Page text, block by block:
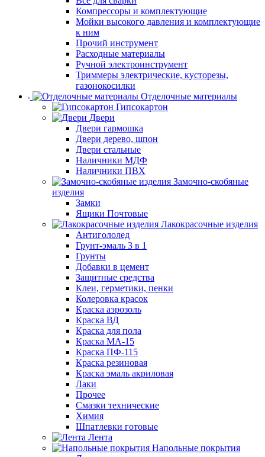
Компрессоры и комплектующие
Мойки высокого давления и комплектующие
к ним
Прочий инструмент
Расходные материалы
Ручной электроинструмент
Триммеры электрические, кусторезы,
газонокосилки
Отделочные материалы
Гипсокартон
Двери
Двери гармошка
Двери дерево, шпон
Двери стальные
Наличники МДФ
Наличники ПВХ
Замочно-скобяные
изделия
Замки
Ящики Почтовые
Лакокрасочные изделия
Антигололед
Грунт-эмаль 3 в 1
Грунты
Добавки в цемент
Защитные средства
Клеи, герметики, пенки
Колеровка красок
Краска аэрозоль
Краска ВД
Краска для пола
Краска МА-15
Краска ПФ-115
Краска резиновая
Краска эмаль акриловая
Лаки
Прочее
Смазки технические
Химия
Шпатлевки готовые
Лента
Напольные покрытия